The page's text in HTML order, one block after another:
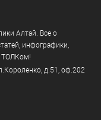
Алтай. Все о
инфографики,
ТОЛКом!
д.51, оф.202